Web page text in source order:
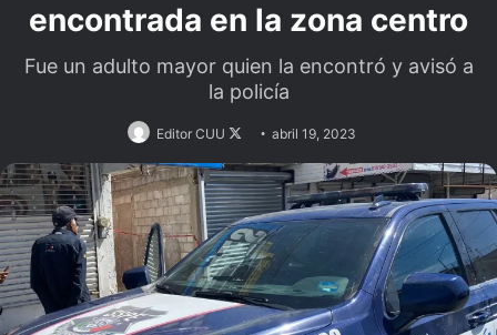
encontrada en la zona centro
Fue un adulto mayor quien la encontró y avisó a
la policía
Editor CUU
Follow
on
X
abril 19, 2023